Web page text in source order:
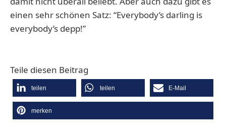
einen sehr schönen Satz: “Everybody’s darling is
everybody’s depp!”
Teile diesen Beitrag
teilen teilen E-Mail
merken